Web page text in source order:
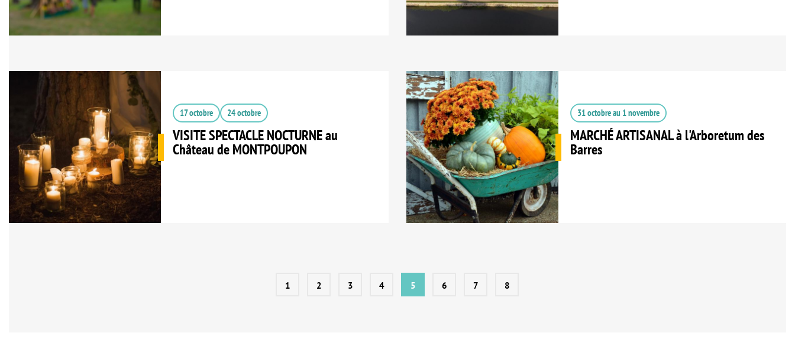
17 octobre 24 octobre
VISITE SPECTACLE NOCTURNE au
Château de MONTPOUPON
31 octobreau 1 novembre
MARCHÉ ARTISANAL à l'Arboretum des
Barres
1 2 3 4 5 6 7 8